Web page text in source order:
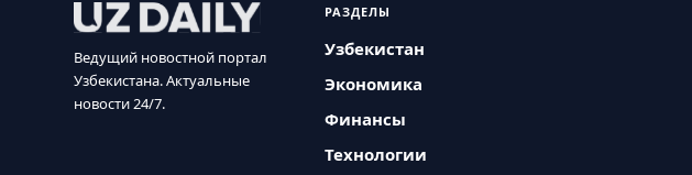
Ведущий новостной портал
Узбекистана. Актуальные
новости 24/7.
РАЗДЕЛЫ
Узбекистан
Экономика
Финансы
Технологии